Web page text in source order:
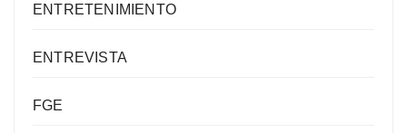
ENTRETENIMIENTO
ENTREVISTA
FGE